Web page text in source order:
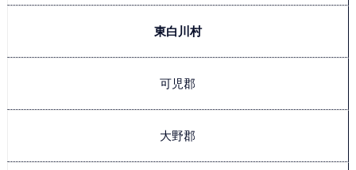
東白川村
可児郡
大野郡